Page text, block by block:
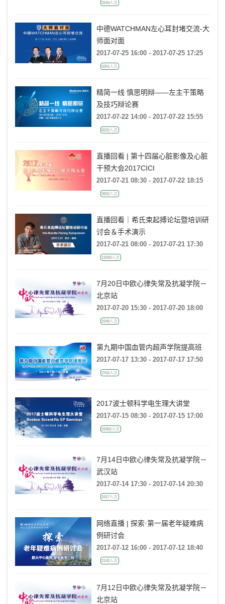
3194人次
中德WATCHMAN左心耳封堵交流-大
师面对面
2017-07-25 16:00 - 2017-07-25 17:25
5261人次
精简一线 慎思明辩——左主干策略
及技巧辩论赛
2017-07-22 14:00 - 2017-07-22 15:55
8222人次
直播回看 | 第十四届心脏影像及心脏
干预大会2017CICI
2017-07-21 08:30 - 2017-07-22 18:15
3832人次
直播回看｜希氏束起搏论坛暨培训研
讨会＆手术演示
2017-07-21 08:00 - 2017-07-21 17:30
13250人次
7月20日中欧心律失常及抗凝学院－
北京站
2017-07-20 15:30 - 2017-07-20 18:00
2349人次
第九期中国血管内超声学院提高班
2017-07-17 13:30 - 2017-07-17 17:50
2762人次
2017波士顿科学电生理大讲堂
2017-07-15 08:30 - 2017-07-15 17:00
25362人次
7月14日中欧心律失常及抗凝学院－
武汉站
2017-07-14 17:30 - 2017-07-14 20:30
2417人次
网络直播 | 探索·第一届老年疑难病
例研讨会
2017-07-12 16:00 - 2017-07-12 18:40
2142人次
7月12日中欧心律失常及抗凝学院－
北京站